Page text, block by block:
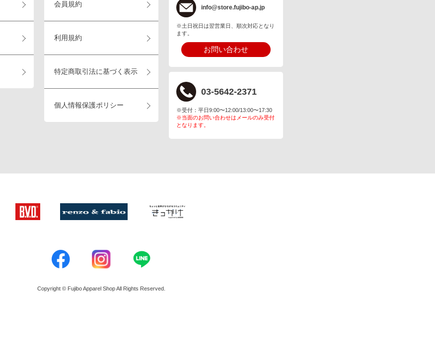
会員規約
利用規約
特定商取引法に基づく表示
個人情報保護ポリシー
info@store.fujibo-ap.jp
※土日祝日は翌営業日、順次対応となり
ます。
お問い合わせ
03-5642-2371
※受付：平日9:00〜12:00/13:00〜17:30
※当面のお問い合わせはメールのみ受付
となります。
Copyright © Fujibo Apparel Shop All Rights Reserved.